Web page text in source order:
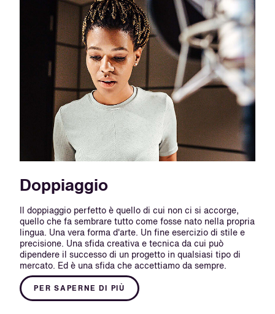
Doppiaggio
Il doppiaggio perfetto è quello di cui non ci si accorge,
quello che fa sembrare tutto come fosse nato nella propria
lingua. Una vera forma d'arte. Un fine esercizio di stile e
precisione. Una sfida creativa e tecnica da cui può
dipendere il successo di un progetto in qualsiasi tipo di
mercato. Ed è una sfida che accettiamo da sempre.
PER SAPERNE DI PIÙ